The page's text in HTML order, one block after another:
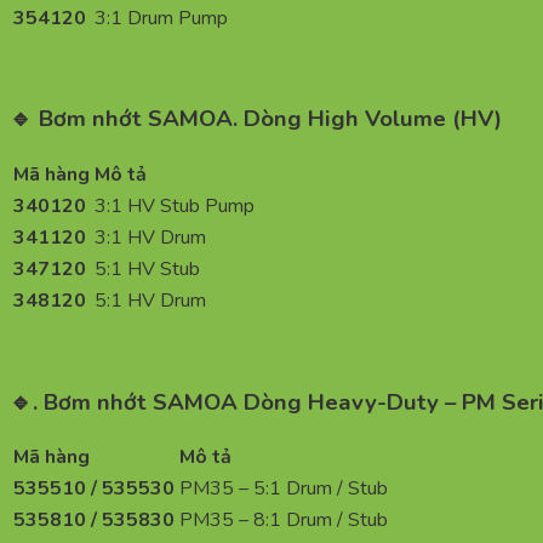
354120 3:1 Drum Pump
🔹 Bơm nhớt SAMOA. Dòng High Volume (HV)
Mã hàng Mô tả
340120 3:1 HV Stub Pump
341120 3:1 HV Drum
347120 5:1 HV Stub
348120 5:1 HV Drum
🔹. Bơm nhớt SAMOA Dòng Heavy-Duty – PM
Mã hàng
Mô tả
535510 / 535530 PM35 – 5:1 Drum / Stub
535810 / 535830 PM35 – 8:1 Drum / Stub